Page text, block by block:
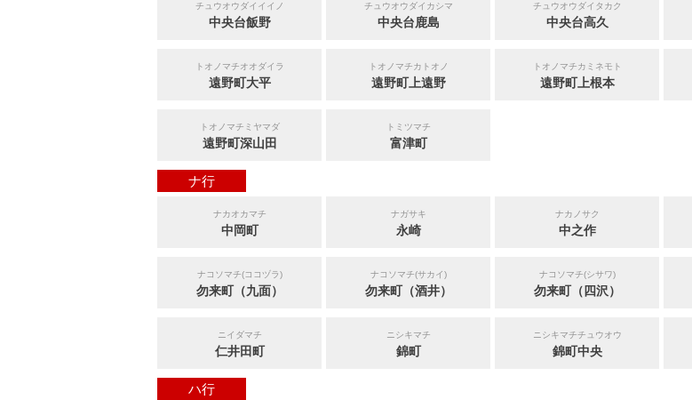
チュウオウダイイイノ
中央台飯野
チュウオウダイカシマ
中央台鹿島
チュウオウダイタカク
中央台高久
トオノマチオオダイラ
遠野町大平
トオノマチカトオノ
遠野町上遠野
トオノマチカミネモト
遠野町上根本
トオノマチミヤマダ
遠野町深山田
トミツマチ
富津町
ナ行
ナカオカマチ
中岡町
ナガサキ
永崎
ナカノサク
中之作
ナコソマチ(ココヅラ)
勿来町（九面）
ナコソマチ(サカイ)
勿来町（酒井）
ナコソマチ(シサワ)
勿来町（四沢）
ニイダマチ
仁井田町
ニシキマチ
錦町
ニシキマチチュウオウ
錦町中央
ハ行